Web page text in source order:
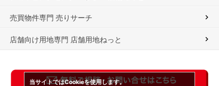
売買物件専門 売りサーチ
店舗向け用地専門 店舗用地ねっと
当サイトではCookieを使用します。